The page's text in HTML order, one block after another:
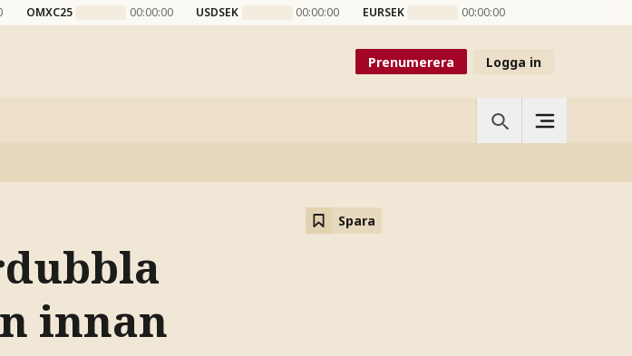
OMXC25 00:00:00 USDSEK 00:00:00 EURSEK 00:00:00
Prenumerera Logga in
Spara
innan